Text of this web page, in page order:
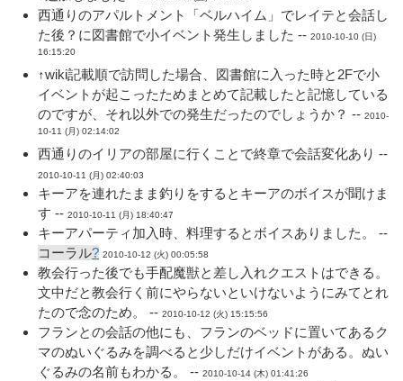
西通りのアパルトメント「ベルハイム」でレイテと会話し
た後？に図書館で小イベント発生しました -- 2010-10-10 (日)
16:15:20
↑wiki記載順で訪問した場合、図書館に入った時と2Fで小
イベントが起こったためまとめて記載したと記憶している
のですが、それ以外での発生だったのでしょうか？ -- 2010-
10-11 (月) 02:14:02
西通りのイリアの部屋に行くことで終章で会話変化あり --
2010-10-11 (月) 02:40:03
キーアを連れたまま釣りをするとキーアのボイスが聞けま
す -- 2010-10-11 (月) 18:40:47
キーアパーティ加入時、料理するとボイスありました。 --
コーラル? 2010-10-12 (火) 00:05:58
教会行った後でも手配魔獣と差し入れクエストはできる。
文中だと教会行く前にやらないといけないようにみてとれ
たので念のため。 -- 2010-10-12 (火) 15:15:56
フランとの会話の他にも、フランのベッドに置いてあるク
マのぬいぐるみを調べると少しだけイベントがある。ぬい
ぐるみの名前もわかる。 -- 2010-10-14 (木) 01:41:26